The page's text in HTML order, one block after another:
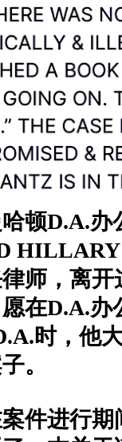
顿D.A.办
师，离
在D.A.办
时，他
。
件进行